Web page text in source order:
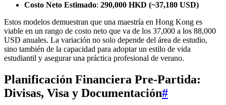
Costo Neto Estimado: 290,000 HKD (~37,180 USD)
Estos modelos demuestran que una maestría en Hong Kong es
viable en un rango de costo neto que va de los 37,000 a los 88,000
USD anuales. La variación no solo depende del área de estudio,
sino también de la capacidad para adoptar un estilo de vida
estudiantil y asegurar una práctica profesional de verano.
Planificación Financiera Pre-Partida:
Divisas, Visa y Documentación#